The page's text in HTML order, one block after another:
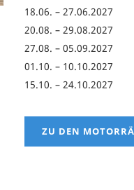
18.06. – 27.06.2027
20.08. – 29.08.2027
27.08. – 05.09.2027
01.10. – 10.10.2027
15.10. – 24.10.2027
ZU DEN